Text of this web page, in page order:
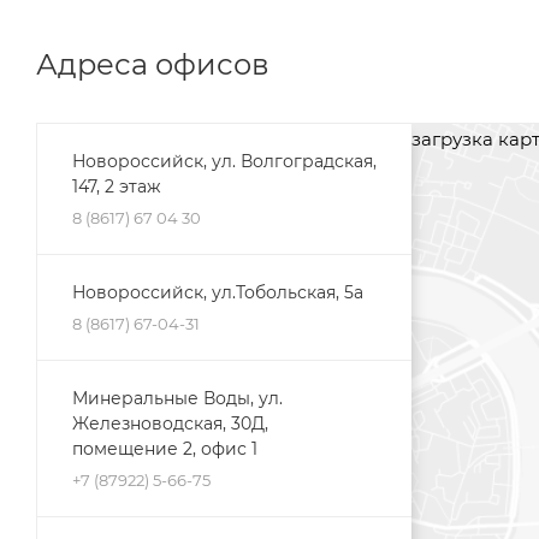
Адреса офисов
Новороссийск, ул. Волгоградская,
147, 2 этаж
8 (8617) 67 04 30
Новороссийск, ул.Тобольская, 5а
8 (8617) 67-04-31
Минеральные Воды, ул.
Железноводская, 30Д,
помещение 2, офис 1
+7 (87922) 5-66-75
загрузка